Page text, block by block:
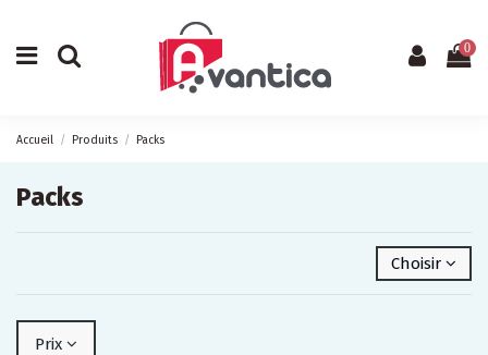
0
Accueil Produits Packs
Packs
Choisir
Prix